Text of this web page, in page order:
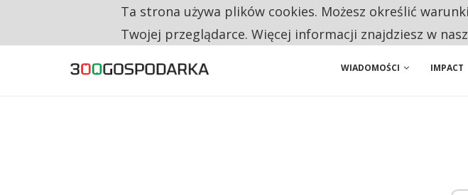
CO TRZECIĄ ZŁOTÓWKĘ Z EMERYTURY SENIORZY PRZEZNACZAJĄ NA
WIADOMOŚCI IMPACT
Ta strona używa plików cookies. Możesz określić
Twojej przeglądarce. Więcej informacji znajdziesz w